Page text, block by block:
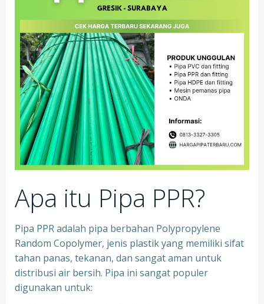
Apa itu Pipa PPR?
Pipa PPR adalah pipa berbahan Polypropylene
Random Copolymer, jenis plastik yang memiliki sifat
tahan panas, tekanan, dan sangat aman untuk
distribusi air bersih. Pipa ini sangat populer
digunakan untuk: